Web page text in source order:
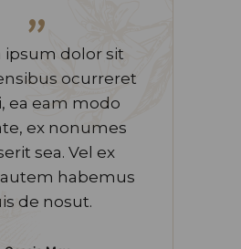
”
ipsum dolor sit
ocurreret
ea eam modo
ex nonumes
sea. Vel ex
habemus
de nosut.